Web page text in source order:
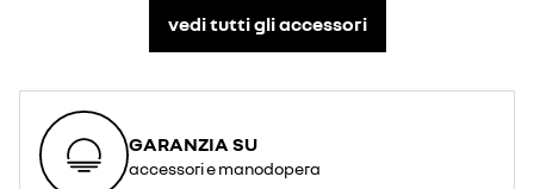
vedi tutti gli accessori​
GARANZIA SU
accessori e manodopera